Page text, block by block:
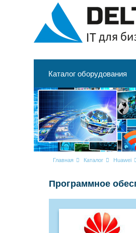
Каталог оборудования
Главная Каталог Huawei
Программное